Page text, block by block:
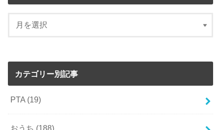
カテゴリー別記事
PTA (19)
おうち (188)